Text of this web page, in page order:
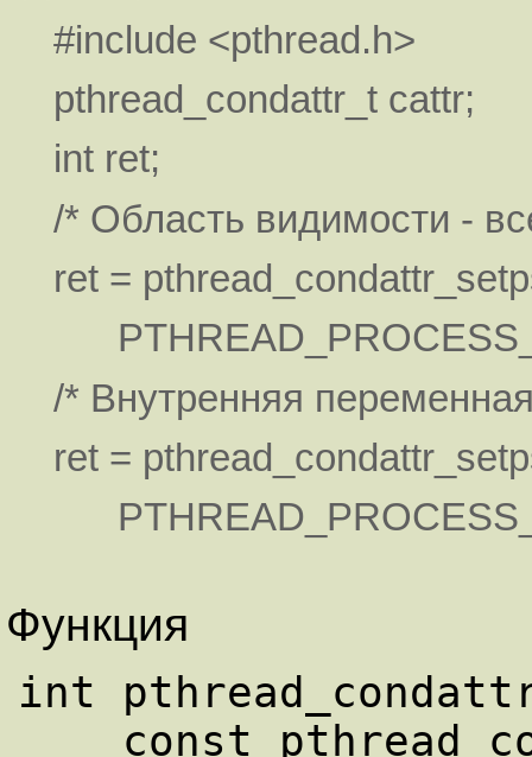
#include <pthread.h>
pthread_condattr_t cattr;
int ret;
/* Область видимости -
ret =
/* Внутренняя
ret =
Функция
int